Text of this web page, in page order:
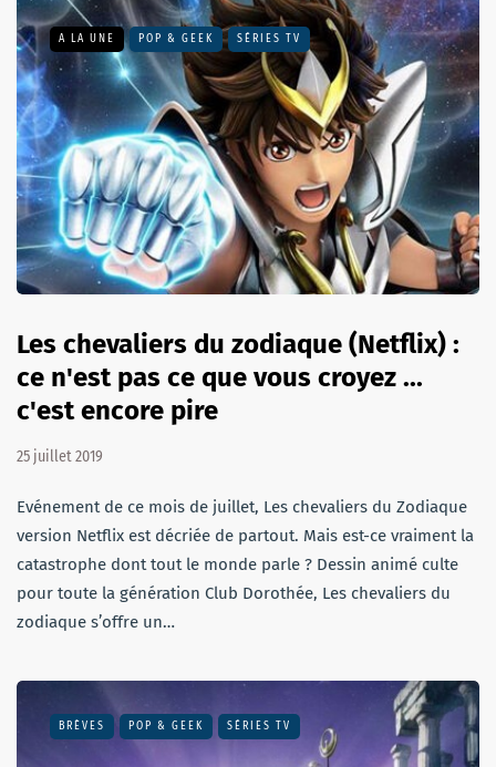
A LA UNE POP & GEEK SÉRIES TV
Les chevaliers du zodiaque (Netflix) :
ce n'est pas ce que vous croyez ...
c'est encore pire
25 juillet 2019
Evénement de ce mois de juillet, Les chevaliers du Zodiaque
version Netflix est décriée de partout. Mais est-ce vraiment la
catastrophe dont tout le monde parle ? Dessin animé culte
pour toute la génération Club Dorothée, Les chevaliers du
zodiaque s’offre un…
BRÈVES POP & GEEK SÉRIES TV